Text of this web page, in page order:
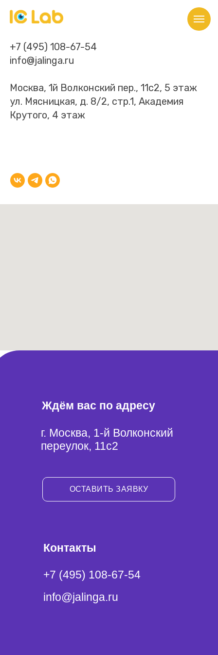
Контакты
+7 (495) 108-67-54
info@jalinga.ru
Москва, 1й Волконский пер., 11с2, 5 этаж
ул. Мясницкая, д. 8/2, стр.1, Академия
Крутого, 4 этаж
г. Москва, 1-й Волконский
переулок, 11с2
Контакты
+7 (495) 108-67-54
info@jalinga.ru
Ждём вас по адресу
ОСТАВИТЬ ЗАЯВКУ